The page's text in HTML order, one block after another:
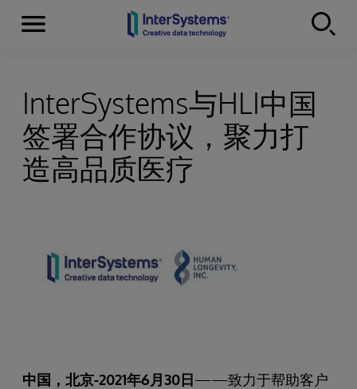
Skip to content
Menu
InterSystems与HLI中国
签署合作协议，聚力打
造高品质医疗
中国，北京-2021年6月30日——致力于帮助客户